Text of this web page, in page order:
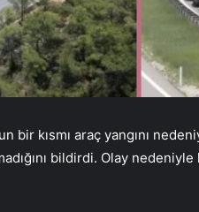
bir kısmı araç yangını
bildirdi. Olay